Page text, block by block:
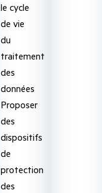
le cycle
de vie
du
traitement
des
données
Proposer
des
dispositifs
de
protection
des